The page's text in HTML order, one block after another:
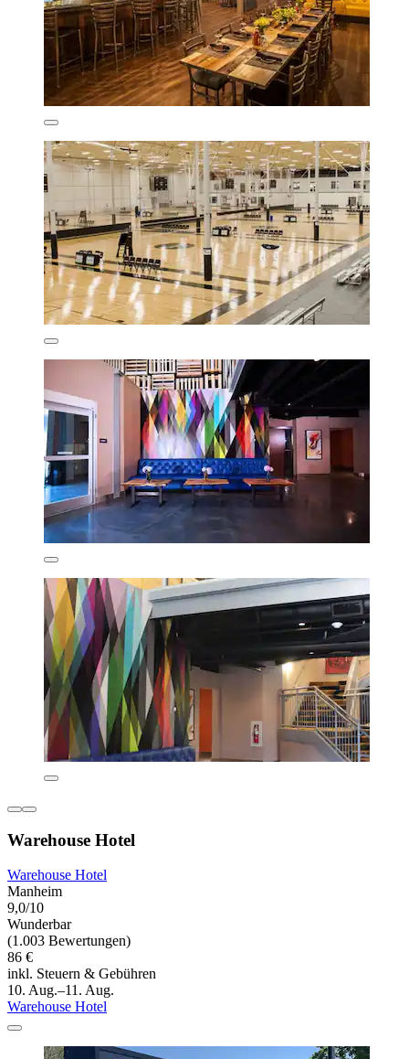
Warehouse Hotel
Warehouse Hotel
Manheim
9,0/10
Wunderbar
(1.003 Bewertungen)
86 €
inkl. Steuern & Gebühren
10. Aug.–11. Aug.
Warehouse Hotel